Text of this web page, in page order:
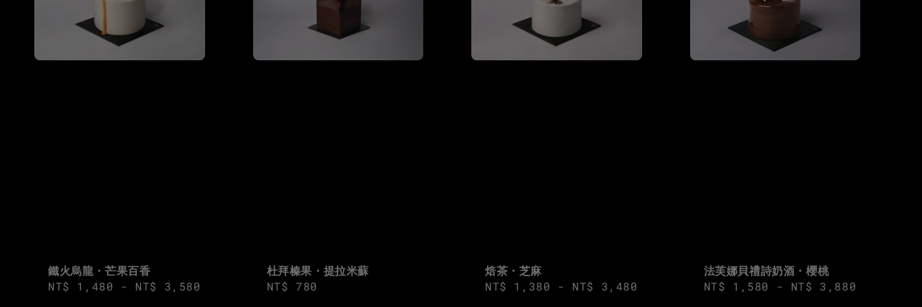
鐵火烏龍・芒果百香
Regular
NT$ 1,480 - NT$ 3,580
杜拜榛果・提拉米蘇
Regular
NT$ 780
焙茶・芝麻
Regular
NT$ 1,380 - NT$ 3,480
法芙娜貝禮詩奶酒・櫻桃
Regular
NT$ 1,580 - NT$ 3,880